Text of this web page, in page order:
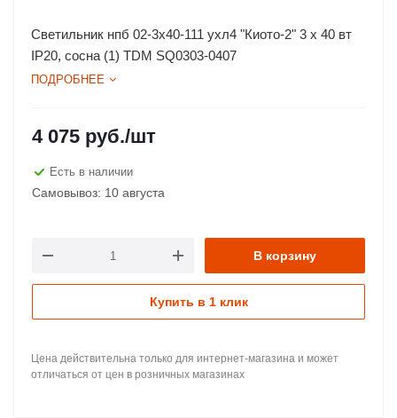
Светильник нпб 02-3х40-111 ухл4 "Киото-2" 3 х 40 вт
IP20, сосна (1) TDM SQ0303-0407
ПОДРОБНЕЕ
4 075 руб./шт
Есть в наличии
Самовывоз: 10 августа
В корзину
Купить в 1 клик
Цена действительна только для интернет-магазина и может
отличаться от цен в розничных магазинах